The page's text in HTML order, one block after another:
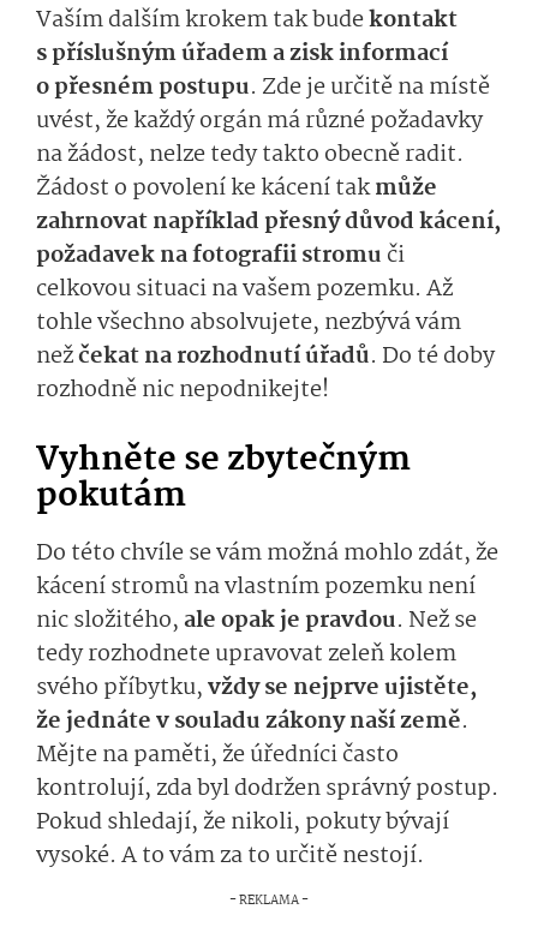
Vaším dalším krokem tak budekontakt
s příslušným úřadem a zisk informací
o přesném postupu. Zde je určitě na místě
uvést, že každý orgán má různé požadavky
na žádost, nelze tedy takto obecně radit.
Žádost o povolení ke kácení takmůže
zahrnovat například přesný důvod kácení,
požadavek na fotografii stromu či
celkovou situaci na vašem pozemku. Až
tohle všechno absolvujete, nezbývá vám
nežčekat na rozhodnutí úřadů. Do té doby
rozhodně nic nepodnikejte!
Vyhněte se zbytečným
pokutám
Do této chvíle se vám možná mohlo zdát, že
kácení stromů na vlastním pozemku není
nic složitého,ale opak je pravdou. Než se
tedy rozhodnete upravovat zeleň kolem
svého příbytku,vždy se nejprve ujistěte,
že jednáte v souladu zákony naší země.
Mějte na paměti, že úředníci často
kontrolují, zda byl dodržen správný postup.
Pokud shledají, že nikoli, pokuty bývají
vysoké. A to vám za to určitě nestojí.